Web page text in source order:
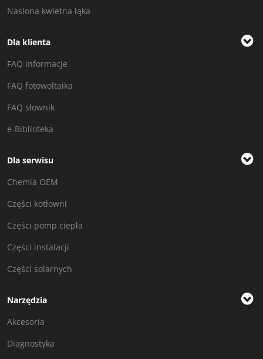
Nasiona kwietna łąka
Dla klienta
FAQ informacje
FAQ fotowoltaika
FAQ słownik
e-Biblioteka
Dla serwisu
Chemia OEM
Części kotłowni
Części pomp ciepła
Części instalacji
Części solarnych
Narzędzia
Akcesoria
Diagnostyka